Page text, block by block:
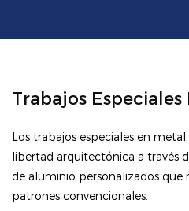
Trabajos Especiales
Los trabajos especiales en
libertad arquitectónica a través
de aluminio personalizados
patrones convencionales.